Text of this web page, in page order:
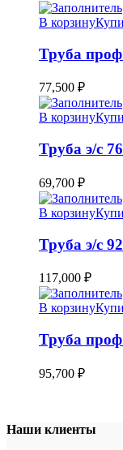
В корзину
Труба
77,500 ₽
В корзину
Труба э/c
69,700 ₽
В корзину
Труба э/c
117,000 ₽
В корзину
Труба
95,700 ₽
Наши клиенты